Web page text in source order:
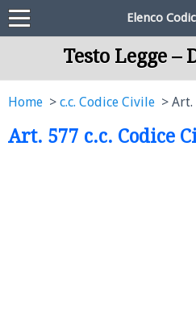
Elenco
Testo Legge
Home c.c. Codice Civile Art.
Art. 577 c.c. Codice